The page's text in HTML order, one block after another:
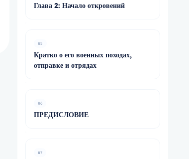
Глава 2: Начало откровений
#5
Кратко о его военных походах,
отправке и отрядах
#6
ПРЕДИСЛОВИЕ
#7